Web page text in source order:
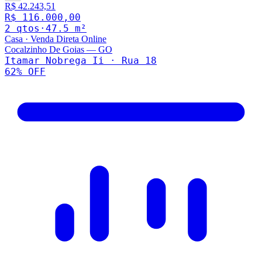
R$ 42.243,51
R$ 116.000,00
2 qtos · 47.5 m²
Casa · Venda Direta Online
Cocalzinho De Goias — GO
Itamar Nobrega Ii · Rua 18
62% OFF